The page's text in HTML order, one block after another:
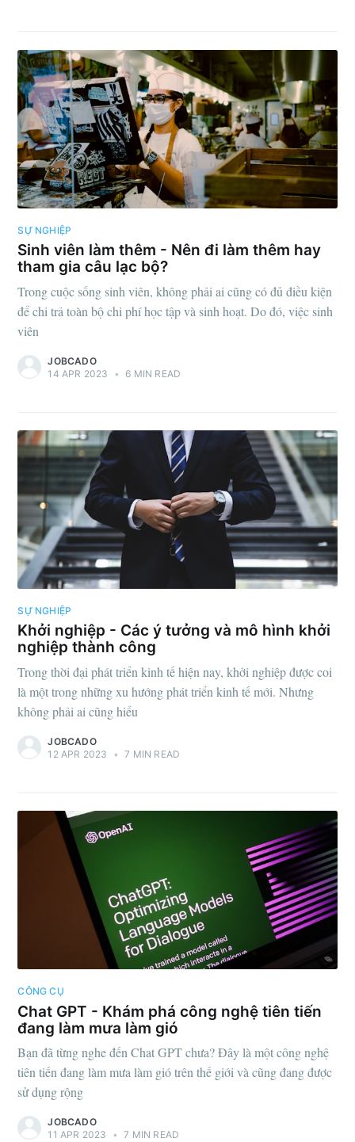
SỰ NGHIỆP
Sinh viên làm thêm - Nên đi làm thêm hay
tham gia câu lạc bộ?
Trong cuộc sống sinh viên, không phải ai cũng có đủ điều kiện
để chi trả toàn bộ chi phí học tập và sinh hoạt. Do đó, việc sinh
viên
JOBCADO
14 APR 2023
• 6 MIN READ
SỰ NGHIỆP
Khởi nghiệp - Các ý tưởng và mô hình khởi
nghiệp thành công
Trong thời đại phát triển kinh tế hiện nay, khởi nghiệp được coi
là một trong những xu hướng phát triển kinh tế mới. Nhưng
không phải ai cũng hiểu
JOBCADO
12 APR 2023
• 7 MIN READ
CÔNG CỤ
Chat GPT - Khám phá công nghệ tiên tiến
đang làm mưa làm gió
Bạn đã từng nghe đến Chat GPT chưa? Đây là một công nghệ
tiên tiến đang làm mưa làm gió trên thế giới và cũng đang được
sử dụng rộng
JOBCADO
11 APR 2023
• 7 MIN READ
Subscribe to
Jobcado
Stay up to date! Get all the latest &
greatest posts delivered straight to
your inbox
Subscribe